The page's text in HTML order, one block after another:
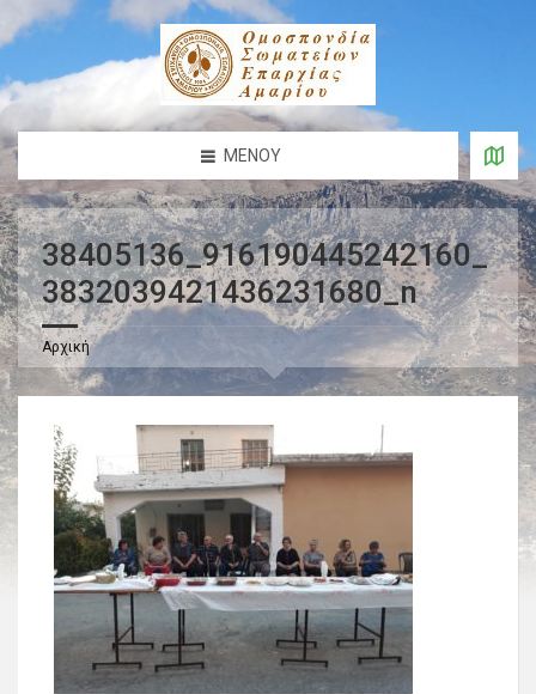
ΜΕΝΟΎ
38405136_916190445242160_
3832039421436231680_n
Αρχική